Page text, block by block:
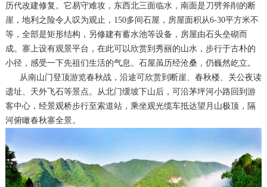
历代改建修复。它易守难攻，东西北三面临水，南面是刀劈斧削的断
崖，地利之险令人叹为观止，150多间石屋，房屋面积从6-30平方米不
等，全部是矩形结构，另修建有蓄水池等设备，房屋由石头垒砌而
成。寨上设有观景平台，在此可以欣赏到秀丽的山水，步行于古朴的
小径，感受一下先祖们生活的气息。石屋虽历经沧桑，仍巍然屹立。
从南山门登顶游览春秋战，沿途可欣赏到断崖、春秋楼、关公夜读
遗址、天外飞石等景点。从北门缓坡下山后，可沿茅坪河小路回到游
客中心，经景观桥步行至索道站，乘坐观光缆车抵达望月山极顶，隔
河俯瞰春秋寨全景。